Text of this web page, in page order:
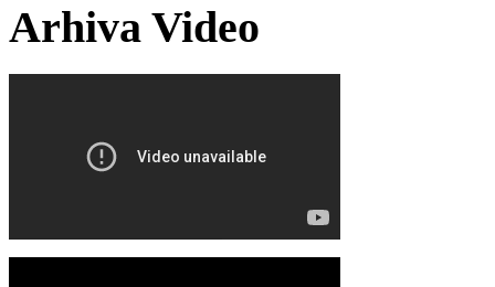
Arhiva Video